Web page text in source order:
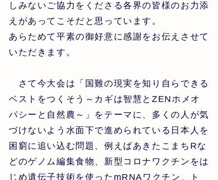
しみないご協力をくださる各界の皆様のお力添
えがあってこそだと思っています。
あらためて平素の御好意に感謝をお伝えさせて
いただきます。
さて今大会は「国難の現実を知り自らできる
ベストをつくそう～カギは智慧とZENホメオ
パシーと自然農～」をテーマに、多くの人が気
づけないよう水面下で進められている日本人を
困窮に追い込む問題、例えばあきたこまちRな
どのゲノム編集食物、新型コロナワクチンをは
じめ遺伝子技術を使ったmRNAワクチン、ト